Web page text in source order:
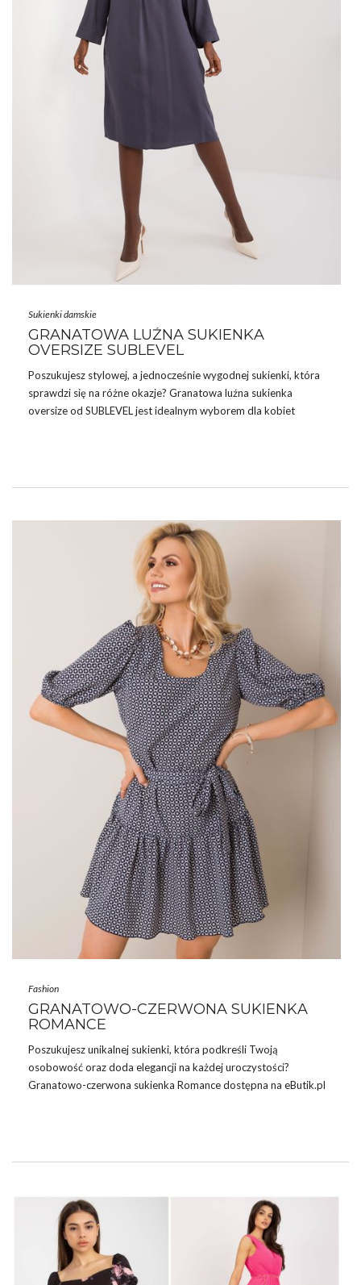
Sukienki damskie
GRANATOWA LUŹNA SUKIENKA
OVERSIZE SUBLEVEL
Poszukujesz stylowej, a jednocześnie wygodnej sukienki, która
sprawdzi się na różne okazje? Granatowa luźna sukienka
oversize od SUBLEVEL jest idealnym wyborem dla kobiet
dzień. Jej luźny krój daje swobodę ruchów, a dyskretna
kolorystyka pozwala na liczne …
Fashion
GRANATOWO-CZERWONA SUKIENKA
ROMANCE
Poszukujesz unikalnej sukienki, która podkreśli Twoją
osobowość oraz doda elegancji na każdej uroczystości?
Granatowo-czerwona sukienka Romance dostępna na eButik.pl
eleganckiesukienki wieczorowe
. Noś je z krótkim żakietem
czy bolerkiem, dobierz szykowny portfel,
wysokiebuty na
obcasie oraz gustowną …